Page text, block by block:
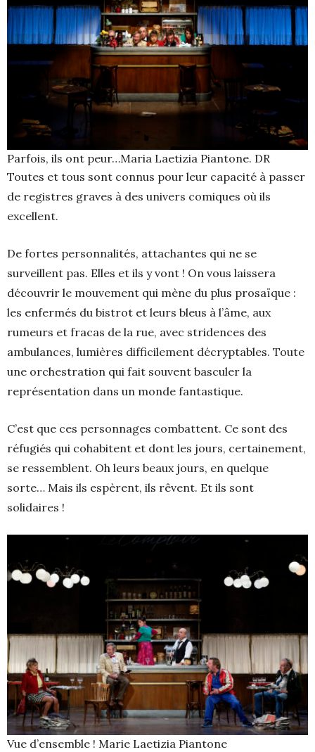
Parfois, ils ont peur…Maria Laetizia Piantone. DR
Toutes et tous sont connus pour leur capacité à passer
de registres graves à des univers comiques où ils
excellent.
De fortes personnalités, attachantes qui ne se
surveillent pas. Elles et ils y vont ! On vous laissera
découvrir le mouvement qui mène du plus prosaïque :
les enfermés du bistrot et leurs bleus à l’âme, aux
rumeurs et fracas de la rue, avec stridences des
ambulances, lumières difficilement décryptables. Toute
une orchestration qui fait souvent basculer la
représentation dans un monde fantastique.
C’est que ces personnages combattent. Ce sont des
réfugiés qui cohabitent et dont les jours, certainement,
se ressemblent. Oh leurs beaux jours, en quelque
sorte… Mais ils espèrent, ils rêvent. Et ils sont
solidaires !
Vue d’ensemble ! Marie Laetizia Piantone